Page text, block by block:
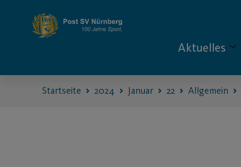
Aktuelles
Startseite 2024 Januar 22 Allgemein